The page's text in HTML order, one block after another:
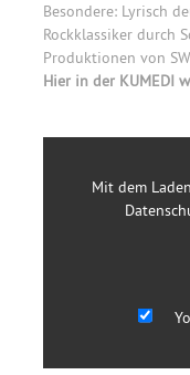
Besondere: Lyrisch
Rockklassiker durch
Produktionen von
Hier in der KUMEDI
Mit dem